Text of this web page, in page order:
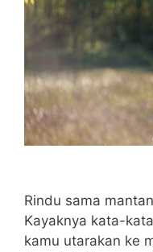
Rindu sama
Kayaknya kata-
kamu utarakan ke